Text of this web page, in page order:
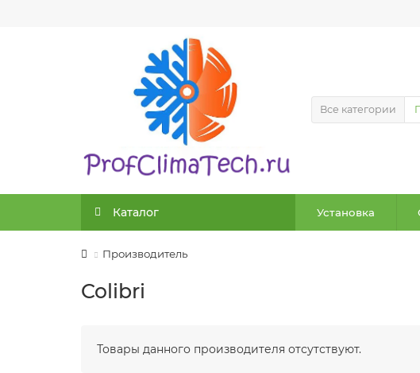
Все категории
Каталог Установка
Производитель
Colibri
Товары данного производителя отсутствуют.